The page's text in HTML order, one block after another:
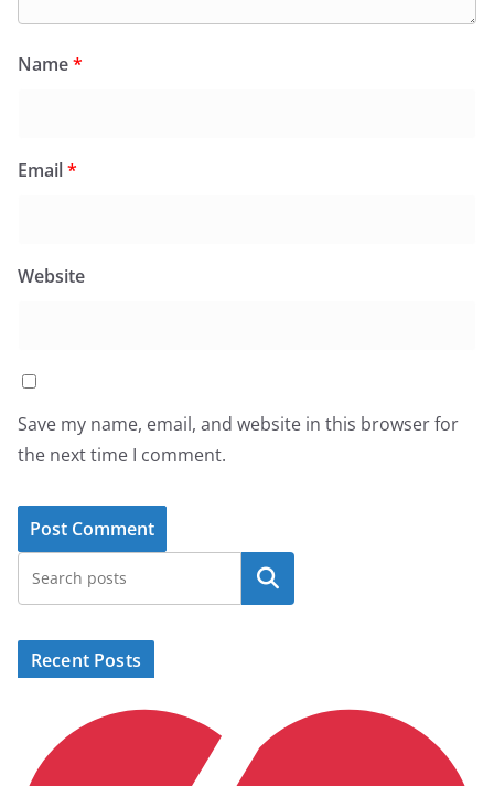
Name*
Email*
Website
Save my name, email, and website in this browser for
the next time I comment.
Search
Recent Posts